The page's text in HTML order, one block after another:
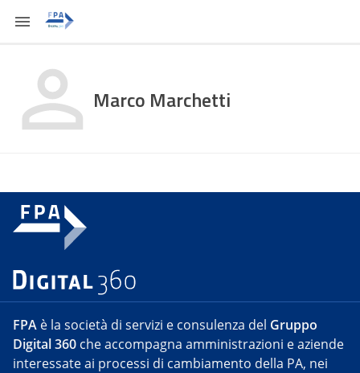
Marco Marchetti
FPA è la società di servizi e consulenza del Gruppo
Digital 360 che accompagna amministrazioni e aziende
interessate ai processi di cambiamento della PA, nei